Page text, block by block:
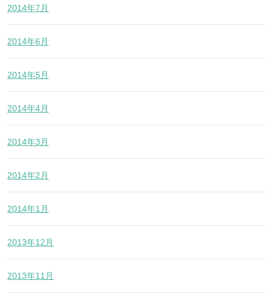
2014年7月
2014年6月
2014年5月
2014年4月
2014年3月
2014年2月
2014年1月
2013年12月
2013年11月